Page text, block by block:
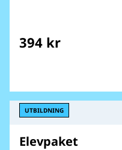
394 kr
UTBILDNING
Elevpaket